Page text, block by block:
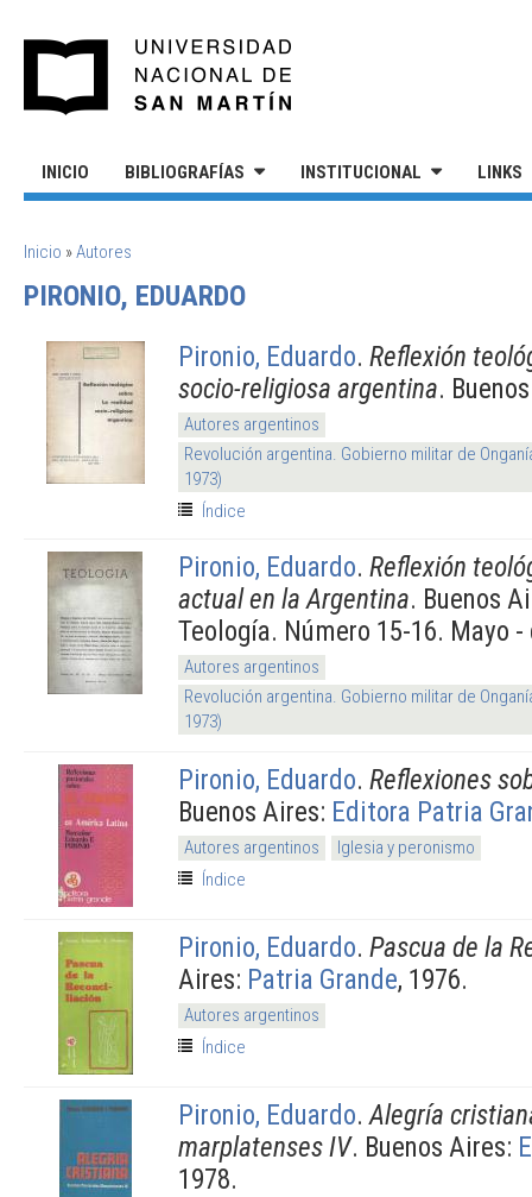
INICIO BIBLIOGRAFÍAS INSTITUCIONAL LINKS
SE ENCUENTRA USTED AQUÍ
Inicio »Autores
PIRONIO, EDUARDO
Pironio, Eduardo. Reflexión
socio-religiosa argentina.
Autores argentinos
Revolución argentina. Gobierno militar de
1973)
Índice
Pironio, Eduardo. Reflexión
actual en la Argentina. Buenos
Teología. Número 15-16. Mayo
Autores argentinos
Revolución argentina. Gobierno militar de
1973)
Pironio, Eduardo. Reflexiones
Buenos Aires: Editora Patria
Autores argentinos
Iglesia y peronismo
Índice
Pironio, Eduardo. Pascua de la
Aires: Patria Grande, 1976.
Autores argentinos
Índice
Pironio, Eduardo. Alegría
marplatenses IV. Buenos Aires:
1978.